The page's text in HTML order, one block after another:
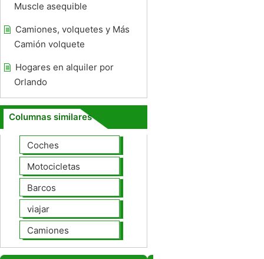
Muscle asequible
Camiones, volquetes y Más
Camión volquete
Hogares en alquiler por
Orlando
Columnas similares
Coches
Motocicletas
Barcos
viajar
Camiones